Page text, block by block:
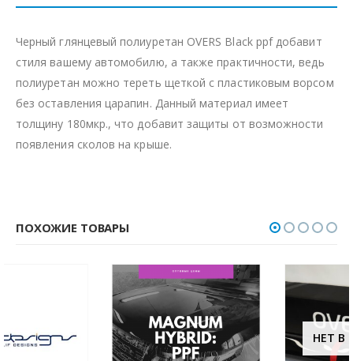
Черный глянцевый полиуретан OVERS Black ppf добавит
стиля вашему автомобилю, а также практичности, ведь
полиуретан можно тереть щеткой с пластиковым ворсом
без оставления царапин. Данный материал имеет
толщину 180мкр., что добавит защиты от возможности
появления сколов на крыше.
ПОХОЖИЕ ТОВАРЫ
НЕТ В НАЛИЧИИ